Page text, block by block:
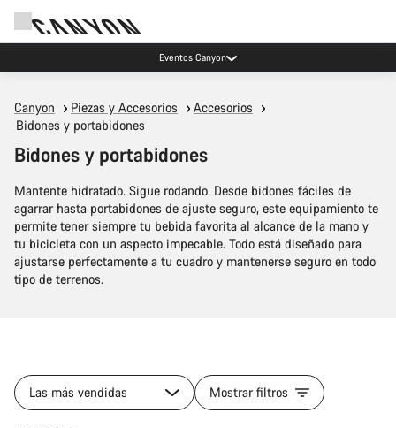
Eventos Canyon
Canyon Piezas y Accesorios
Accesorios
Bidones y portabidones
Bidones y portabidones
Mantente hidratado. Sigue rodando. Desde bidones fáciles de
agarrar hasta portabidones de ajuste seguro, este equipamiento te
permite tener siempre tu bebida favorita al alcance de la mano y
tu bicicleta con un aspecto impecable. Todo está diseñado para
ajustarse perfectamente a tu cuadro y mantenerse seguro en todo
tipo de terrenos.
Las más vendidas Mostrar filtros